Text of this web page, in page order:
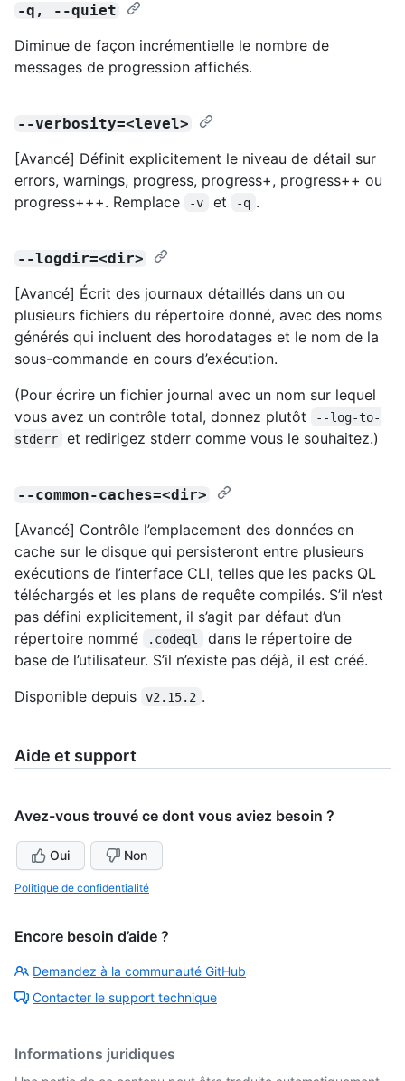
-q, --quiet
Diminue de façon incrémentielle le nombre de
messages de progression affichés.
--verbosity=<level>
[Avancé] Définit explicitement le niveau de détail sur
errors, warnings, progress, progress+, progress++ ou
progress+++. Remplace
-v et -q .
--logdir=<dir>
[Avancé] Écrit des journaux détaillés dans un ou
plusieurs fichiers du répertoire donné, avec des noms
générés qui incluent des horodatages et le nom de la
sous-commande en cours d’exécution.
(Pour écrire un fichier journal avec un nom sur lequel
vous avez un contrôle total, donnez plutôt
--log-to-
stderr
et redirigez stderr comme vous le souhaitez.)
--common-caches=<dir>
[Avancé] Contrôle l’emplacement des données en
cache sur le disque qui persisteront entre plusieurs
exécutions de l’interface CLI, telles que les packs QL
téléchargés et les plans de requête compilés. S’il n’est
pas défini explicitement, il s’agit par défaut d’un
répertoire nommé
.codeql
dans le répertoire de
base de l’utilisateur. S’il n’existe pas déjà, il est créé.
Disponible depuis
v2.15.2 .
Aide et support
Avez-vous trouvé ce dont vous aviez besoin ?
Oui Non
Politique de confidentialité
Encore besoin d’aide ?
Demandez à la communauté GitHub
Contacter le support technique
Informations juridiques